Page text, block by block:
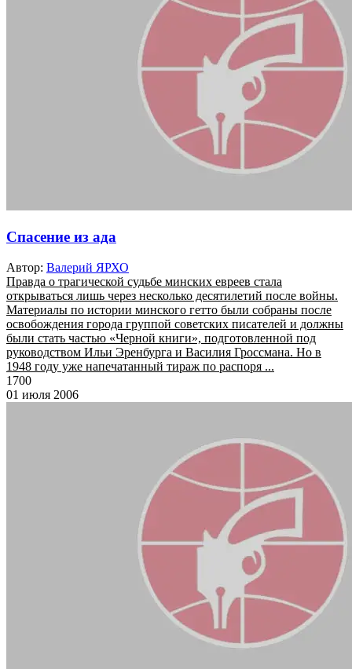
Спасение из ада
Автор: Валерий ЯРХО
Правда о трагической судьбе минских евреев стала
открываться лишь через несколько десятилетий после войны.
Материалы по истории минского гетто были собраны после
освобождения города группой советских писателей и должны
были стать частью «Черной книги», подготовленной под
руководством Ильи Эренбурга и Василия Гроссмана. Но в
1948 году уже напечатанный тираж по распоря ...
1700
01 июля 2006